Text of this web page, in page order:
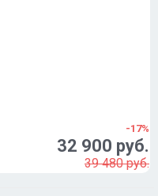
-17%
32 900 руб.
39 480 руб.